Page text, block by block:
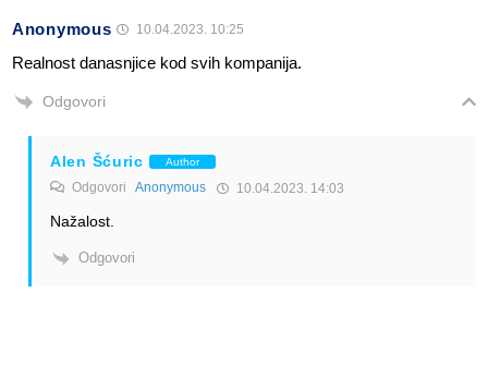
Anonymous 10.04.2023. 10:25
Realnost danasnjice kod svih kompanija.
Odgovori
Alen Šćuric Author
Odgovori Anonymous 10.04.2023. 14:03
Nažalost.
Odgovori